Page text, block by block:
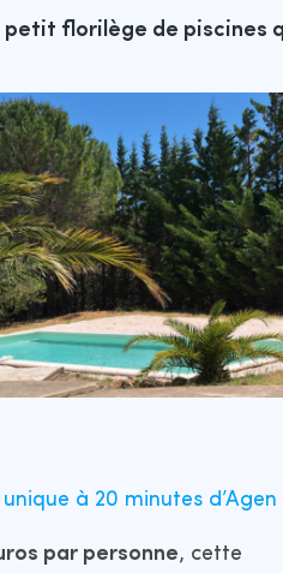
petit florilège de piscines
unique à 20 minutes d’Agen
par personne, cette